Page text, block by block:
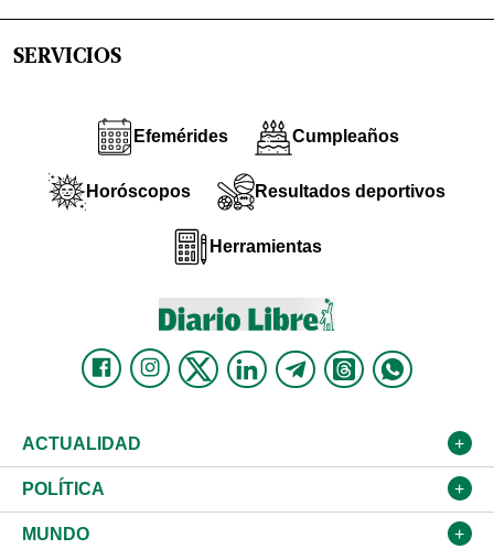
SERVICIOS
Efemérides Cumpleaños
Horóscopos Resultados deportivos
Herramientas
ACTUALIDAD
Nacional
Ciudad
POLÍTICA
Partidos
MUNDO